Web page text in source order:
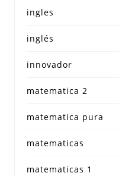
ingles
inglés
innovador
matematica 2
matematica pura
matematicas
matematicas 1